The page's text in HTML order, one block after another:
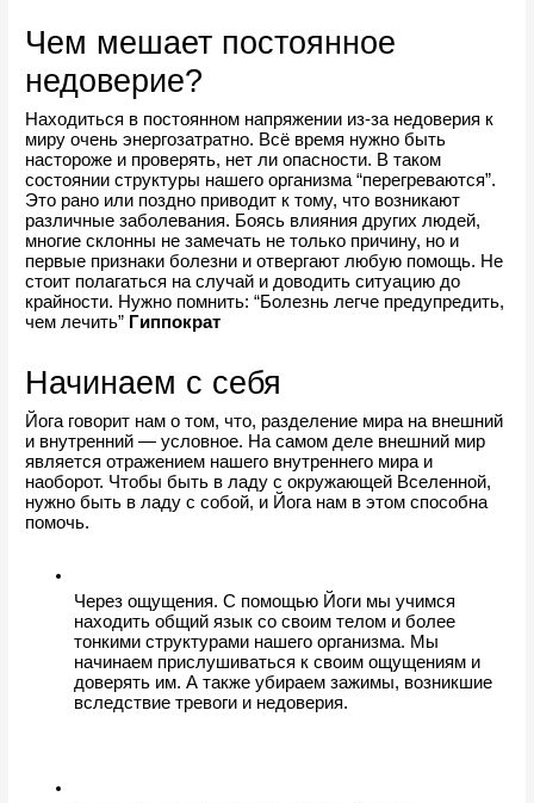
Чем мешает постоянное
недоверие?
Находиться в постоянном напряжении из-за недоверия к
миру очень энергозатратно. Всё время нужно быть
настороже и проверять, нет ли опасности. В таком
состоянии структуры нашего организма “перегреваются”.
Это рано или поздно приводит к тому, что возникают
различные заболевания. Боясь влияния других людей,
многие склонны не замечать не только причину, но и
первые признаки болезни и отвергают любую помощь. Не
стоит полагаться на случай и доводить ситуацию до
крайности. Нужно помнить: “Болезнь легче предупредить,
чем лечить” Гиппократ
Начинаем с себя
Йога говорит нам о том, что, разделение мира на внешний
и внутренний — условное. На самом деле внешний мир
является отражением нашего внутреннего мира и
наоборот. Чтобы быть в ладу с окружающей Вселенной,
нужно быть в ладу с собой, и Йога нам в этом способна
помочь.
Через ощущения. С помощью Йоги мы учимся
находить общий язык со своим телом и более
тонкими структурами нашего организма. Мы
начинаем прислушиваться к своим ощущениям и
доверять им. А также убираем зажимы, возникшие
вследствие тревоги и недоверия.